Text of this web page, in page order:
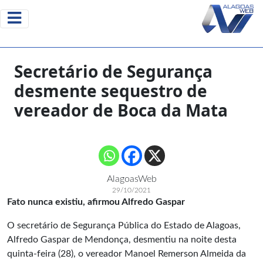
Secretário de Segurança
desmente sequestro de
vereador de Boca da Mata
AlagoasWeb
29/10/2021
Fato nunca existiu, afirmou Alfredo Gaspar
O secretário de Segurança Pública do Estado de Alagoas,
Alfredo Gaspar de Mendonça, desmentiu na noite desta
quinta-feira (28), o vereador Manoel Remerson Almeida da